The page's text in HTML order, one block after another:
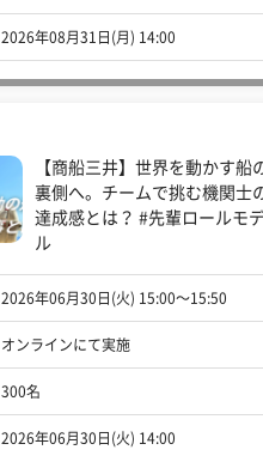
2026年08月31日(月) 14:00
【商船三井】世界を動かす船
裏側へ。チームで挑む機関士
達成感とは？ #先輩ロールモ
ル
2026年06月30日(火) 15:00〜15:50
オンラインにて実施
300名
2026年06月30日(火) 14:00